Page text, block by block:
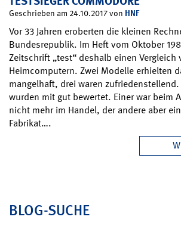
Geschrieben am 24.10.2017 von HNF
Vor 33 Jahren eroberten die kleinen
Bundesrepublik. Im Heft vom Oktober
Zeitschrift „test“ deshalb einen Vergleich
Heimcomputern. Zwei Modelle erhielten
mangelhaft, drei waren
wurden mit gut bewertet. Einer war beim
nicht mehr im Handel, der andere aber
Fabrikat….
BLOG-SUCHE